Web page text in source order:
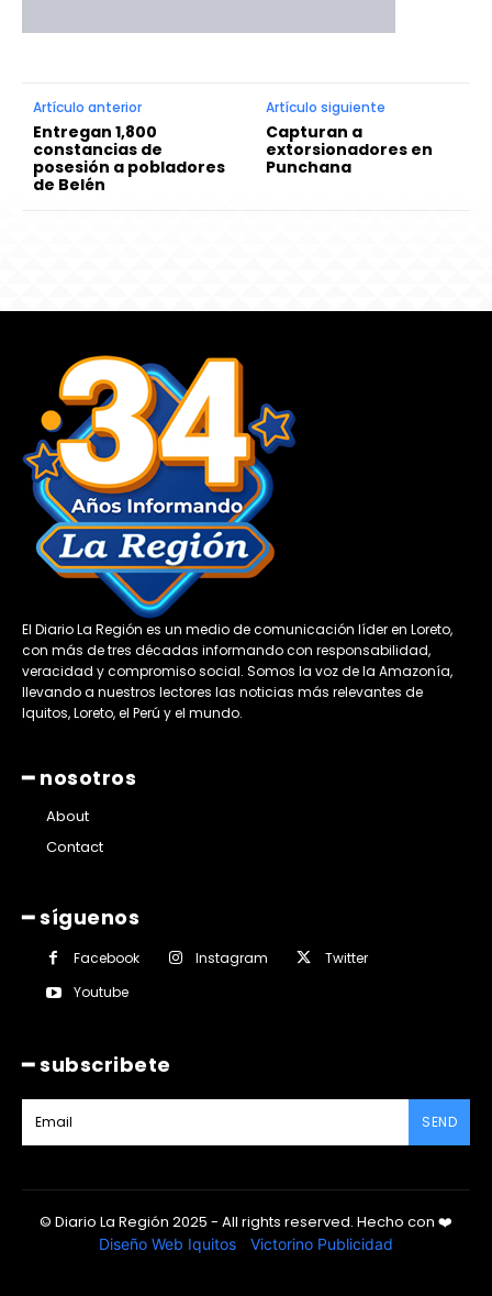
Artículo anterior
Entregan 1,800
constancias de
posesión a pobladores
de Belén
Artículo siguiente
Capturan a
extorsionadores en
Punchana
El Diario La Región es un medio de comunicación líder en Loreto,
con más de tres décadas informando con responsabilidad,
veracidad y compromiso social. Somos la voz de la Amazonía,
llevando a nuestros lectores las noticias más relevantes de
Iquitos, Loreto, el Perú y el mundo.
━ nosotros
About
Contact
━ síguenos
Facebook Instagram
Twitter
Youtube
━ subscribete
SEND
© Diario La Región 2025 - All rights reserved. Hecho con ❤️
Diseño Web Iquitos Victorino Publicidad